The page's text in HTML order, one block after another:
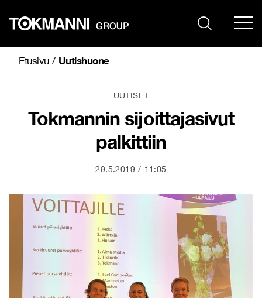
sisältöön
Etusivu/ Uutishuone
UUTISET
Tokmannin sijoittajasivut
palkittiin
29.5.2019 11:05